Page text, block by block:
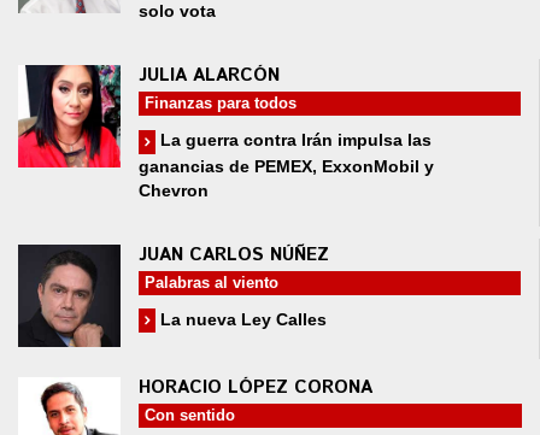
solo vota
JULIA ALARCÓN
Finanzas para todos
La guerra contra Irán impulsa las
ganancias de PEMEX, ExxonMobil y
Chevron
JUAN CARLOS NÚÑEZ
Palabras al viento
La nueva Ley Calles
HORACIO LÓPEZ CORONA
Con sentido